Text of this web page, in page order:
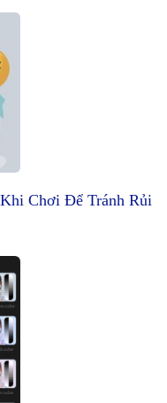
Chơi Để Tránh Rủi